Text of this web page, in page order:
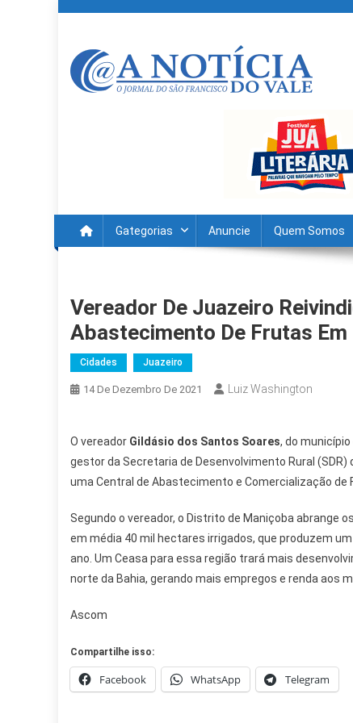
content
Gategorias Anuncie Quem Somos
Vereador De Juazeiro
Abastecimento De Frutas
Cidades Juazeiro
14 De Dezembro De 2021 Luiz Washington
O vereador Gildásio dos Santos Soares, do
gestor da Secretaria de Desenvolvimento Rural
uma Central de Abastecimento e Comercialização de
Segundo o vereador, o Distrito de Maniçoba abrange
em média 40 mil hectares irrigados, que produzem
ano. Um Ceasa para essa região trará mais
norte da Bahia, gerando mais empregos e renda aos
Ascom
Compartilhe isso:
Facebook WhatsApp Telegram